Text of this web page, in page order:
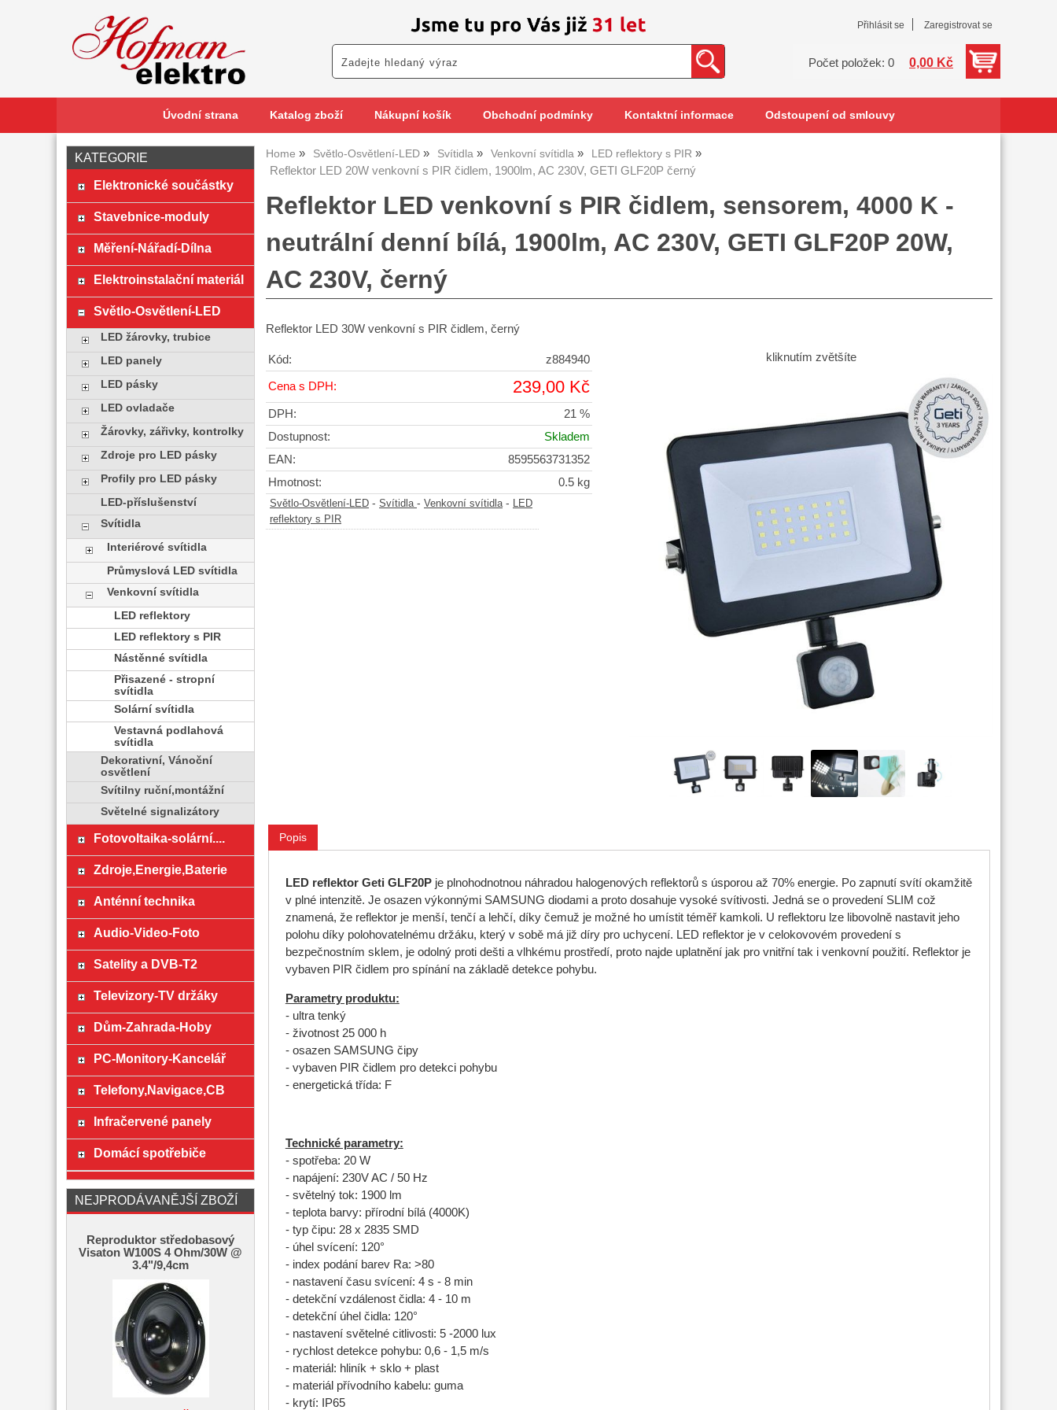
Přihlásit se Zaregistrovat se
Počet položek: 0 0,00 Kč
Úvodní strana Katalog zboží Nákupní košík Obchodní podmínky Kontaktní informace Odstoupení od smlouvy
Home Světlo-Osvětlení-LED Svítidla Venkovní svítidla LED reflektory s PIR
Reflektor LED 20W venkovní s PIR čidlem, 1900lm, AC 230V, GETI GLF20P černý
Reflektor LED venkovní s PIR čidlem, sensorem, 4000 K -
neutrální denní bílá, 1900lm, AC 230V, GETI GLF20P 20W,
AC 230V, černý
Reflektor LED 30W venkovní s PIR čidlem, černý
kliknutím zvětšíte
Kód: z884940
Cena s DPH: 239,00 Kč
DPH:
21 %
Dostupnost:
Skladem
EAN:
8595563731352
Hmotnost:
0.5 kg
Světlo-Osvětlení-LED - Svítidla - Venkovní svítidla- LED
reflektory s PIR
Popis
LED reflektor Geti GLF20Pje plnohodnotnou náhradou halogenových reflektorů s úsporou až 70% energie. Po zapnutí svítí okamžitě
v plné intenzitě. Je osazen výkonnými SAMSUNG diodami a proto dosahuje vysoké svítivosti. Jedná se o provedení SLIM což
znamená, že reflektor je menší, tenčí a lehčí, díky čemuž je možné ho umístit téměř kamkoli. U reflektoru lze libovolně nastavit jeho
polohu díky polohovatelnému držáku, který v sobě má již díry pro uchycení. LED reflektor je v celokovovém provedení s
bezpečnostním sklem, je odolný proti dešti a vlhkému prostředí, proto najde uplatnění jak pro vnitřní tak i venkovní použití. Reflektor je
vybaven PIR čidlem pro spínání na základě detekce pohybu.
Parametry produktu:
- ultra tenký
- životnost 25 000 h
- osazen SAMSUNG čipy
- vybaven PIR čidlem pro detekci pohybu
- energetická třída: F
Technické parametry:
- spotřeba: 20 W
- napájení: 230V AC / 50 Hz
- světelný tok: 1900 lm
- teplota barvy: přírodní bílá (4000K)
- typ čipu: 28 x 2835 SMD
- úhel svícení: 120°
- index podání barev Ra: >80
- nastavení času svícení: 4 s - 8 min
- detekční vzdálenost čidla: 4 - 10 m
- detekční úhel čidla: 120°
- nastavení světelné citlivosti: 5 -2000 lux
- rychlost detekce pohybu: 0,6 - 1,5 m/s
- materiál: hliník + sklo + plast
- materiál přívodního kabelu: guma
- krytí: IP65
KATEGORIE
Elektronické součástky
Stavebnice-moduly
Měření-Nářadí-Dílna
Elektroinstalační materiál
Světlo-Osvětlení-LED
LED žárovky, trubice
LED panely
LED pásky
LED ovladače
Žárovky, zářivky, kontrolky
Zdroje pro LED pásky
Profily pro LED pásky
LED-příslušenství
Svítidla
Interiérové svítidla
Průmyslová LED svítidla
Venkovní svítidla
LED reflektory
LED reflektory s PIR
Nástěnné svítidla
Přisazené - stropní
svítidla
Solární svítidla
Vestavná podlahová
svítidla
Dekorativní, Vánoční
osvětlení
Svítilny ruční,montážní
Světelné signalizátory
Fotovoltaika-solární....
Zdroje,Energie,Baterie
Anténní technika
Audio-Video-Foto
Satelity a DVB-T2
Televizory-TV držáky
Dům-Zahrada-Hoby
PC-Monitory-Kancelář
Telefony,Navigace,CB
Infračervené panely
Domácí spotřebiče
NEJPRODÁVANĚJŠÍ ZBOŽÍ
Reproduktor středobasový
Visaton W100S 4 Ohm/30W @
3.4"/9,4cm